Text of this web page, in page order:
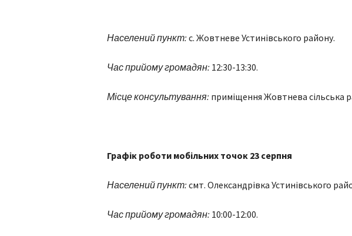
Населений пункт: с. Жовтневе Устинівського району.
Час прийому громадян: 12:30-13:30.
Місце консультування: приміщення Жовтнева сільська
Графік роботи мобільних точок 23 серпня
Населений пункт: смт. Олександрівка Устинівського
Час прийому громадян: 10:00-12:00.